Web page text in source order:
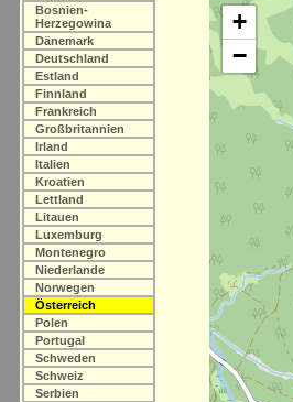
Bosnien-
Herzegowina
Dänemark
Deutschland
Estland
Finnland
Frankreich
Großbritannien
Irland
Italien
Kroatien
Lettland
Litauen
Luxemburg
Montenegro
Niederlande
Norwegen
Österreich
Polen
Portugal
Schweden
Schweiz
Serbien
+
−